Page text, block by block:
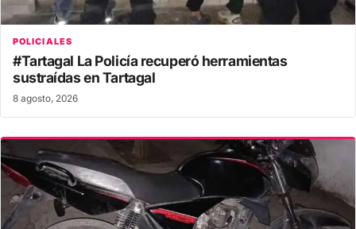
POLICIALES
#Tartagal La Policía recuperó herramientas
sustraídas en Tartagal
8 agosto, 2026